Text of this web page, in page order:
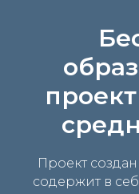
Проект
содержит в